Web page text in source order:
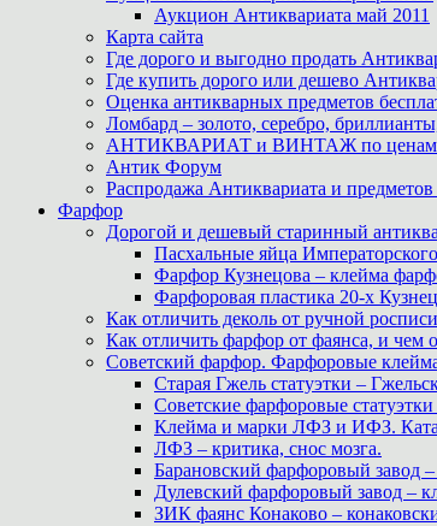
Аукцион Антиквариата май 2011
Карта сайта
Где дорого и выгодно продать
Где купить дорого или дешево
Оценка антикварных предметов
Ломбард – золото, серебро,
АНТИКВАРИАТ и ВИНТАЖ по ценам
Антик Форум
Распродажа Антиквариата и
Фарфор
Дорогой и дешевый старинный
Пасхальные яйца
Фарфор Кузнецова – клейма
Фарфоровая пластика 20-х
Как отличить деколь от ручной
Как отличить фарфор от фаянса, и чем
Советский фарфор. Фарфоровые
Старая Гжель статуэтки –
Советские фарфоровые
Клейма и марки ЛФЗ и ИФЗ.
ЛФЗ – критика, снос мозга.
Барановский фарфоровый завод
Дулевский фарфоровый завод –
ЗИК фаянс Конаково –